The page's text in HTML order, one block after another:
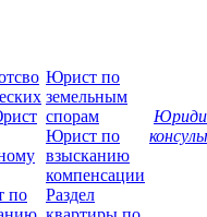
по
Юрист по
земельным
спорам
Юрист по
взысканию
компенсации
Раздел